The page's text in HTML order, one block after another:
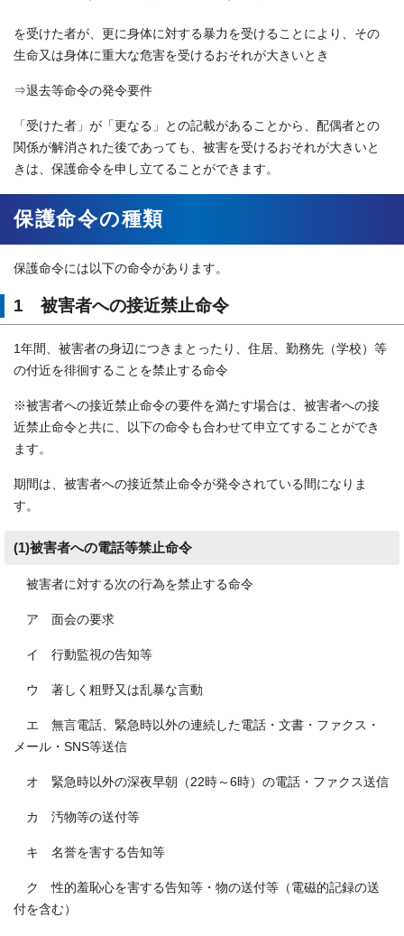
を受けた者が、更に身体に対する暴力を受けることにより、その
生命又は身体に重大な危害を受けるおそれが大きいとき
⇒退去等命令の発令要件
「受けた者」が「更なる」との記載があることから、配偶者との
関係が解消された後であっても、被害を受けるおそれが大きいと
きは、保護命令を申し立てることができます。
保護命令の種類
保護命令には以下の命令があります。
1 被害者への接近禁止命令
1年間、被害者の身辺につきまとったり、住居、勤務先（学校）等
の付近を徘徊することを禁止する命令
※被害者への接近禁止命令の要件を満たす場合は、被害者への接
近禁止命令と共に、以下の命令も合わせて申立てすることができ
ます。
期間は、被害者への接近禁止命令が発令されている間になりま
す。
(1)被害者への電話等禁止命令
被害者に対する次の行為を禁止する命令
ア 面会の要求
イ 行動監視の告知等
ウ 著しく粗野又は乱暴な言動
エ 無言電話、緊急時以外の連続した電話・文書・ファクス・
メール・SNS等送信
オ 緊急時以外の深夜早朝（22時～6時）の電話・ファクス送信
カ 汚物等の送付等
キ 名誉を害する告知等
ク 性的羞恥心を害する告知等・物の送付等（電磁的記録の送
付を含む）